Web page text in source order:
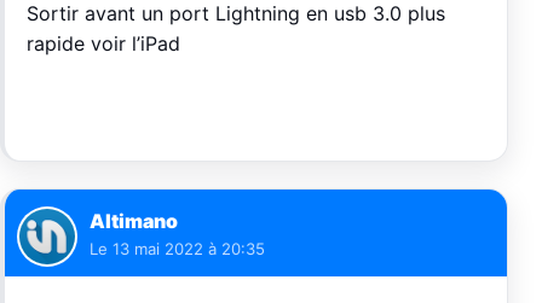
Sortir avant un port Lightning en usb 3.0 plus
rapide voir l’iPad
Altimano
Le 13 mai 2022 à 20:35